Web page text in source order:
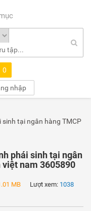
0
nhập
sinh tại ngân hàng TMCP
phái sinh tại ngân
việt nam 3605890
MB Lượt xem: 1038